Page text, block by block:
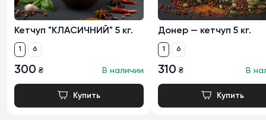
Кетчуп "КЛАСИЧНИЙ" 5 кг.
1 6
300 ₴ В наличии
Донер — кетчуп 5 кг.
1 6
310 ₴ В